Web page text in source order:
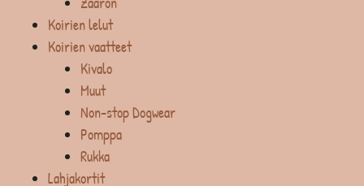
Koirien lelut
Koirien vaatteet
Kivalo
Muut
Non-stop Dogwear
Pomppa
Rukka
Lahjakortit